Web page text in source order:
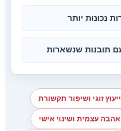
נכונות יותר
תובנות שנשארות
ייעוץ זוגי ושיפור תקשורת
אהבה עצמית ושינוי אישי